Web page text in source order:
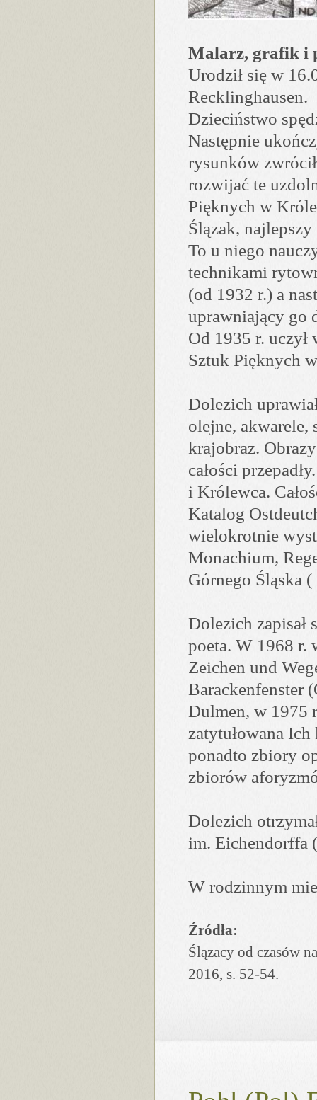
Malarz, grafik i
Urodził się w
Recklinghausen.
Dzieciństwo
Następnie
rysunków
rozwijać te
Pięknych w
Ślązak,
To u niego
technikami
(od 1932 r.) a
uprawniający go
Od 1935 r. uczył
Sztuk Pięknych
Dolezich
olejne, akwarele,
krajobraz.
całości
i Królewca.
Katalog
wielokrotnie
Monachium,
Górnego Śląska
Dolezich
poeta. W 1968
Zeichen und
Barackenfenster
Dulmen, w 1975
zatytułowana
ponadto zbiory
zbiorów
Dolezich
im. Eichendorffa
W rodzinnym
Źródła:
Ślązacy od czasów
2016, s. 52-54.